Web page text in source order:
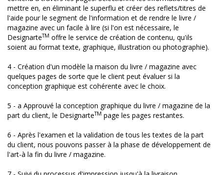
mettre en, en éliminant le superflu et créer des reflets/titres de
l'aide pour le segment de l'information et de rendre le livre /
magazine avec un facile à lire (si l'on est nécessaire, le
DesignarteTM offre le service de création de contenu, qu'ils
soient au format texte, graphique, illustration ou photographie).
4 - Création d'un modèle la maison du livre / magazine avec
quelques pages de sorte que le client peut évaluer si la
conception graphique est cohérente avec le choix.
5 - a Approuvé la conception graphique du livre / magazine de la
part du client, le DesignarteTM page les pages restantes.
6 - Après l'examen et la validation de tous les textes de la part
du client, nous pouvons passer à la phase de développement de
l'art-à la fin du livre / magazine.